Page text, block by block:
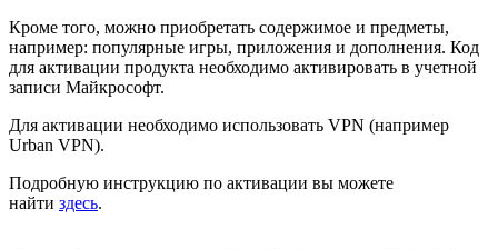
Кроме того, можно приобретать содержимое и предметы,
например: популярные игры, приложения и дополнения. Код
для активации продукта необходимо активировать в учетной
записи Майкрософт.
Для активации необходимо использовать VPN (например
Urban VPN).
Подробную инструкцию по активации вы можете
найти здесь.